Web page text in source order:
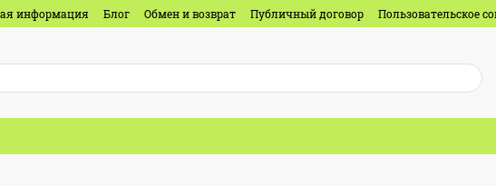
информация Блог Обмен и возврат Публичный договор
Пользовательское